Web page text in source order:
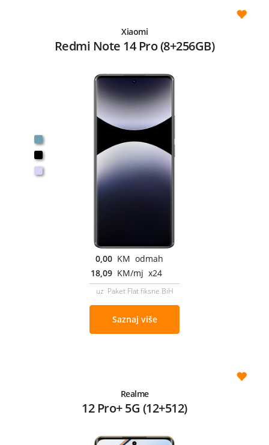
Xiaomi
Redmi Note 14 Pro (8+256GB)
0,00 KM odmah
18,09 KM/mj x24
uz Paket Flat fiksne BiH
Saznaj više
Realme
12 Pro+ 5G (12+512)